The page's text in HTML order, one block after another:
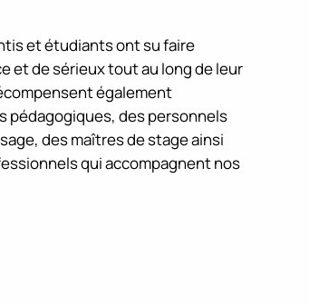
et étudiants ont su faire
et de sérieux tout au long de leur
également
pédagogiques, des personnels
des maîtres de stage ainsi
qui accompagnent nos